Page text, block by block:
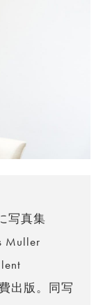
写真集
Muller
出版。同写